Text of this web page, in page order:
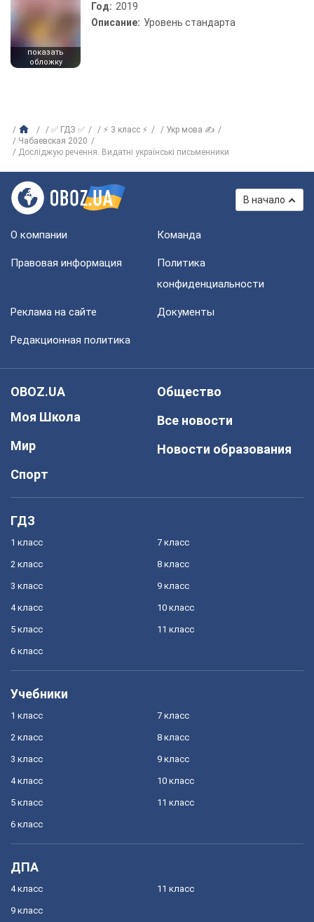
показать
обложку
Год: 2019
Описание: Уровень стандарта
✅ ГДЗ ✅ ⚡ 3 класс ⚡
Укр мова ✍
Чабаевская 2020
Досліджую речення. Видатні українські письменники
В начало
О компании Команда
Правовая информация
Политика
конфиденциальности
Реклама на сайте Документы
Редакционная политика
OBOZ.UA
Моя Школа
Мир
Спорт
Общество
Все новости
Новости образования
ГДЗ
1 класс
2 класс
3 класс
4 класс
5 класс
6 класс
7 класс
8 класс
9 класс
10 класс
11 класс
Учебники
1 класс
2 класс
3 класс
4 класс
5 класс
6 класс
7 класс
8 класс
9 класс
10 класс
11 класс
ДПА
4 класс
9 класс
11 класс